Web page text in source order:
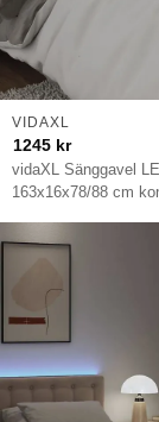
vidaXL Sänggavel
163x16x78/88 cm
VIDAXL
1245 kr